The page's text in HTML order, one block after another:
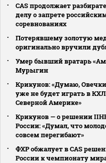
CAS продолжает
делу о запрете
соревнованиях
Потерявшему золотую
оригинально вручили
Умер бывший вратарь
Мурыгин
Крикунов: «Думаю,
уже не будет играть в
Северной Америке»
Крикунов — о решении
России: «Думал, что
совсем перегибают»
ФХР обжалует в CAS
России к чемпионату